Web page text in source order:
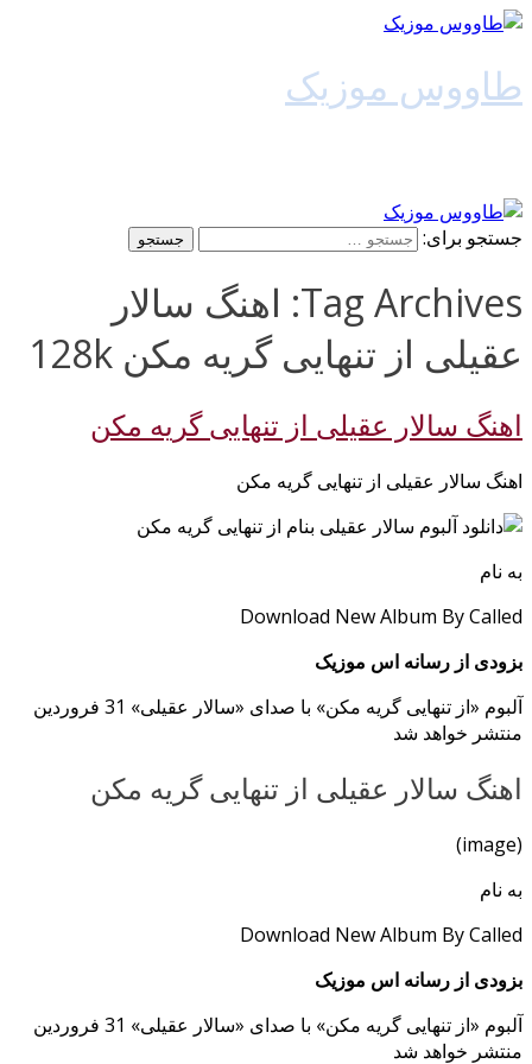
طاووس موزیک
جستجو برای:
Tag Archives: اهنگ سالار
عقیلی از تنهایی گریه مکن 128k
اهنگ سالار عقیلی از تنهایی گریه مکن
اهنگ سالار عقیلی از تنهایی گریه مکن
به نام
Download New Album By Called
بزودی از رسانه اس موزیک
آلبوم «از تنهایی گریه مکن» با صدای «سالار عقیلی» 31 فروردین
منتشر خواهد شد
اهنگ سالار عقیلی از تنهایی گریه مکن
(image)
به نام
Download New Album By Called
بزودی از رسانه اس موزیک
آلبوم «از تنهایی گریه مکن» با صدای «سالار عقیلی» 31 فروردین
منتشر خواهد شد